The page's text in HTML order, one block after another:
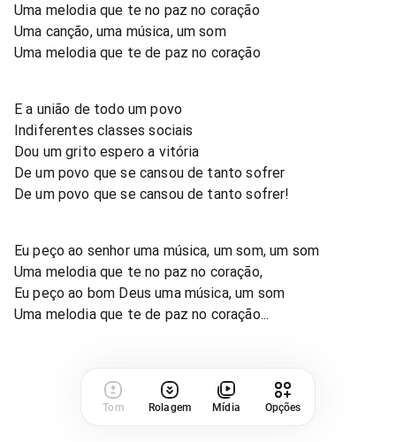
Uma melodia que te no paz no coração
Uma canção, uma música, um som
Uma melodia que te de paz no coração
E a união de todo um povo
Indiferentes classes sociais
Dou um grito espero a vitória
De um povo que se cansou de tanto sofrer
De um povo que se cansou de tanto sofrer!
Eu peço ao senhor uma música, um som, um som
Uma melodia que te no paz no coração,
Eu peço ao bom Deus uma música, um som
Uma melodia que te de paz no coração...
Tom Rolagem Mídia Opções